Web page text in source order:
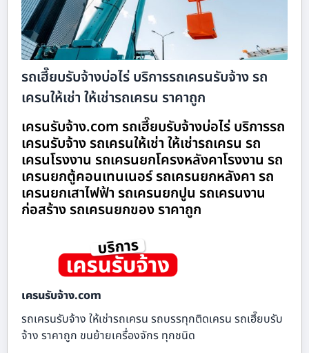
รถเฮี๊ยบรับจ้างบ่อไร่ บริการรถเครนรับจ้าง รถ
เครนให้เช่า ให้เช่ารถเครน ราคาถูก
เครนรับจ้าง.com รถเฮี๊ยบรับจ้างบ่อไร่ บริการรถ
เครนรับจ้าง รถเครนให้เช่า ให้เช่ารถเครน รถ
เครนโรงงาน รถเครนยกโครงหลังคาโรงงาน รถ
เครนยกตู้คอนเทนเนอร์ รถเครนยกหลังคา รถ
เครนยกเสาไฟฟ้า รถเครนยกปูน รถเครนงาน
ก่อสร้าง รถเครนยกของ ราคาถูก
เครนรับจ้าง.com
รถเครนรับจ้าง ให้เช่ารถเครน รถบรรทุกติดเครน รถเฮี๊ยบรับ
จ้าง ราคาถูก ขนย้ายเครื่องจักร ทุกชนิด